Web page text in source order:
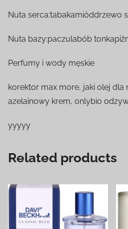
Nuta serca:tabakamióddrzewo
Nuta bazy:paczulabób
Perfumy i wody męskie
korektor max more, jaki olej dla
azelainowy krem, onlybio
yyyyy
Related products